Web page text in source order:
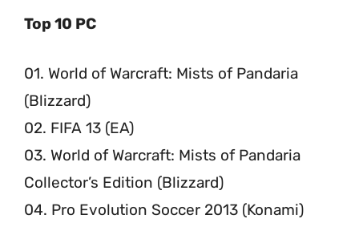
Top 10 PC
01. World of Warcraft: Mists of Pandaria
(Blizzard)
02. FIFA 13 (EA)
03. World of Warcraft: Mists of Pandaria
Collector’s Edition (Blizzard)
04. Pro Evolution Soccer 2013 (Konami)